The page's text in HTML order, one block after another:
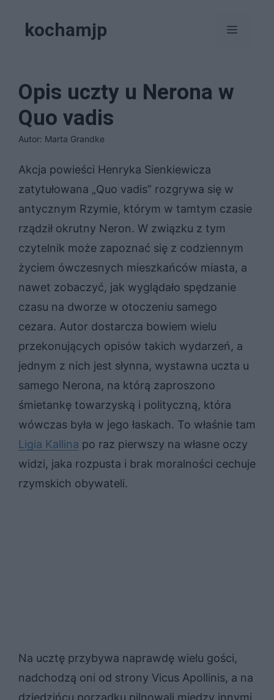
kochamjp Menu
Opis uczty u Nerona w
Quo vadis
Autor: Marta Grandke
Akcja powieści Henryka Sienkiewicza
zatytułowana „Quo vadis” rozgrywa się w
antycznym Rzymie, którym w tamtym czasie
rządził okrutny Neron. W związku z tym
czytelnik może zapoznać się z codziennym
życiem ówczesnych mieszkańców miasta, a
nawet zobaczyć, jak wyglądało spędzanie
czasu na dworze w otoczeniu samego
cezara. Autor dostarcza bowiem wielu
przekonujących opisów takich wydarzeń, a
jednym z nich jest słynna, wystawna uczta u
samego Nerona, na którą zaproszono
śmietankę towarzyską i polityczną, która
wówczas była w jego łaskach. To właśnie tam
Ligia Kallina po raz pierwszy na własne oczy
widzi, jaka rozpusta i brak moralności cechuje
rzymskich obywateli.
Na ucztę przybywa naprawdę wielu gości,
nadchodzą oni od strony Vi­cus Apol­li­nis, a na
dziedzińcu porządku pilnowali między innymi